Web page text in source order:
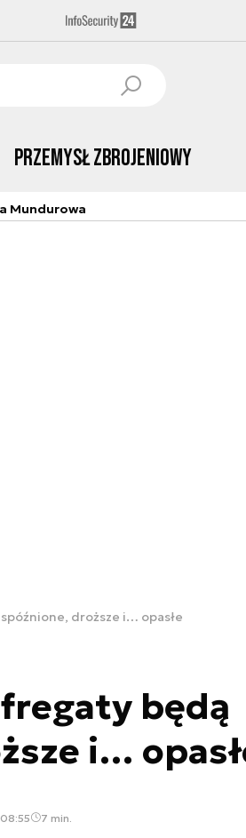
Przemysł Zbrojeniowy
Mundurowa
droższe i… opasłe
będą
i…
7 min.